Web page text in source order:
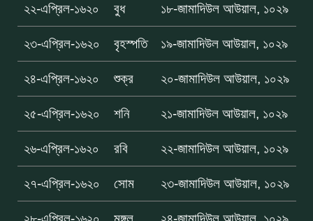
২২-এপ্রিল-১৬২০ বুধ ১৮-জামাদিউল আউয়াল, ১০২৯
২৩-এপ্রিল-১৬২০ বৃহস্পতি ১৯-জামাদিউল আউয়াল, ১০২৯
২৪-এপ্রিল-১৬২০ শুক্র ২০-জামাদিউল আউয়াল, ১০২৯
২৫-এপ্রিল-১৬২০ শনি ২১-জামাদিউল আউয়াল, ১০২৯
২৬-এপ্রিল-১৬২০ রবি ২২-জামাদিউল আউয়াল, ১০২৯
২৭-এপ্রিল-১৬২০ সোম ২৩-জামাদিউল আউয়াল, ১০২৯